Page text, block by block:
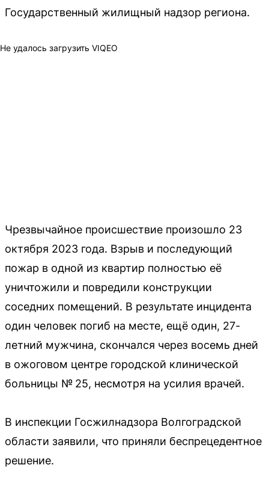
Государственный жилищный надзор региона.
Не удалось загрузить VIQEO
Чрезвычайное происшествие произошло 23
октября 2023 года. Взрыв и последующий
пожар в одной из квартир полностью её
уничтожили и повредили конструкции
соседних помещений. В результате инцидента
один человек погиб на месте, ещё один, 27-
летний мужчина, скончался через восемь дней
в ожоговом центре городской клинической
больницы № 25, несмотря на усилия врачей.
В инспекции Госжилнадзора Волгоградской
области заявили, что приняли беспрецедентное
решение.